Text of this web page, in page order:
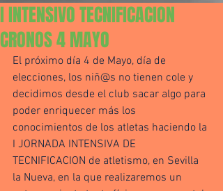
I INTENSIVO TECNIFICACION
CRONOS 4 MAYO
El próximo día 4 de Mayo, día de
elecciones, los niñ@s no tienen cole y
decidimos desde el club sacar algo para
poder enriquecer más los
conocimientos de los atletas haciendo la
I JORNADA INTENSIVA DE
TECNIFICACION de atletismo, en Sevilla
la Nueva, en la que realizaremos un